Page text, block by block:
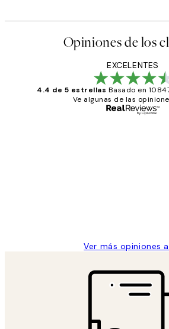
Opiniones de los
EXCELENTES
4.4 de 5 estrellas Basado en
Ve algunas de las
Ver más opiniones